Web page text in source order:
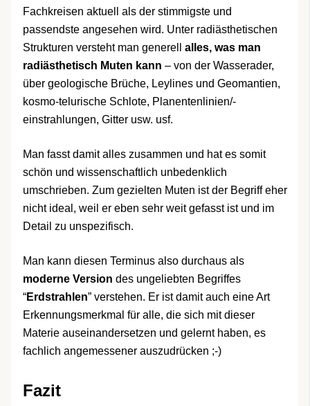
Fachkreisen aktuell als der stimmigste und
passendste angesehen wird. Unter radiästhetischen
Strukturen versteht man generell alles, was man
radiästhetisch Muten kann – von der Wasserader,
über geologische Brüche, Leylines und Geomantien,
kosmo-telurische Schlote, Planentenlinien/-
einstrahlungen, Gitter usw. usf.
Man fasst damit alles zusammen und hat es somit
schön und wissenschaftlich unbedenklich
umschrieben. Zum gezielten Muten ist der Begriff eher
nicht ideal, weil er eben sehr weit gefasst ist und im
Detail zu unspezifisch.
Man kann diesen Terminus also durchaus als
moderne Version des ungeliebten Begriffes
“Erdstrahlen” verstehen. Er ist damit auch eine Art
Erkennungsmerkmal für alle, die sich mit dieser
Materie auseinandersetzen und gelernt haben, es
fachlich angemessener auszudrücken ;-)
Fazit